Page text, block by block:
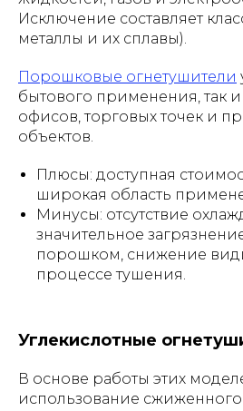
Исключение составляет
металлы и их сплавы).
Порошковые огнетушители
бытового применения, так
офисов, торговых точек и
объектов.
Плюсы: доступная
широкая область
Минусы: отсутствие
значительное
порошком, снижение
процессе тушения.
Углекислотные
В основе работы этих
использование сжиженного